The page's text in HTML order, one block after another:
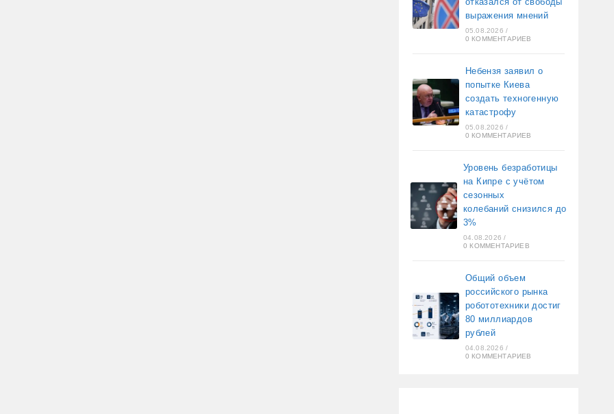
выражения мнений
05.08.2026 /
0 КОММЕНТАРИЕВ
Небензя заявил о
попытке Киева
создать техногенную
катастрофу
05.08.2026 /
0 КОММЕНТАРИЕВ
Уровень безработицы
на Кипре с учётом
сезонных
колебаний снизился до
3%
04.08.2026 /
0 КОММЕНТАРИЕВ
Общий объем
российского рынка
робототехники достиг
80 миллиардов
рублей
04.08.2026 /
0 КОММЕНТАРИЕВ